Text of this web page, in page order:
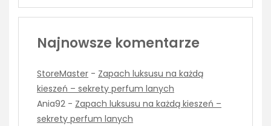
Najnowsze komentarze
StoreMaster - Zapach luksusu na każdą
kieszeń – sekrety perfum lanych
Ania92 - Zapach luksusu na każdą kieszeń –
sekrety perfum lanych